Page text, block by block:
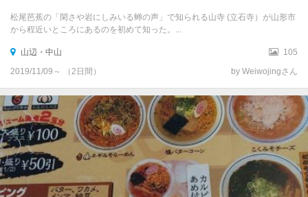
松尾芭蕉の「閑さや岩にしみいる蝉の声」で知られる山寺 (立石寺）が山形市
から程近いところにあるのを初めて知った。...
山辺・中山
105
2019/11/09～ （2日間）
by Weiwojingさん